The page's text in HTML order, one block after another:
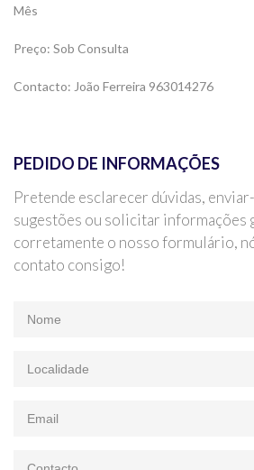
Mês
Preço: Sob Consulta
Contacto: João Ferreira 963014276
PEDIDO DE INFORMAÇÕES
Pretende esclarecer dúvidas,
sugestões ou solicitar informações
corretamente o nosso formulário,
contato consigo!